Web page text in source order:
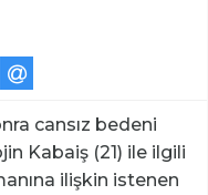
cansız bedeni
Kabaiş (21) ile ilgili
ilişkin istenen